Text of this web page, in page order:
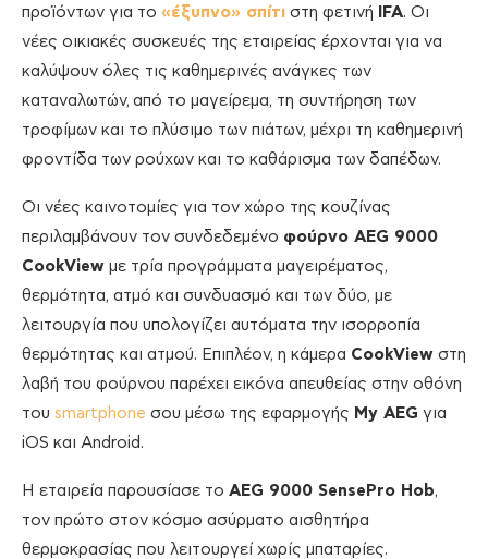
προϊόντων για το «έξυπνο» σπίτι στη φετινή IFA. Οι
νέες οικιακές συσκευές της εταιρείας έρχονται για να
καλύψουν όλες τις καθημερινές ανάγκες των
καταναλωτών, από το μαγείρεμα, τη συντήρηση των
τροφίμων και το πλύσιμο των πιάτων, μέχρι τη καθημερινή
φροντίδα των ρούχων και το καθάρισμα των δαπέδων.
Οι νέες καινοτομίες για τον χώρο της κουζίνας
περιλαμβάνουν τον συνδεδεμένο φούρνο AEG 9000
CookView με τρία προγράμματα μαγειρέματος,
θερμότητα, ατμό και συνδυασμό και των δύο, με
λειτουργία που υπολογίζει αυτόματα την ισορροπία
θερμότητας και ατμού. Επιπλέον, η κάμερα CookView στη
λαβή του φούρνου παρέχει εικόνα απευθείας στην οθόνη
του smartphone σου μέσω της εφαρμογής My AEG για
iOS και Android.
Η εταιρεία παρουσίασε το AEG 9000 SensePro Hob,
τον πρώτο στον κόσμο ασύρματο αισθητήρα
θερμοκρασίας που λειτουργεί χωρίς μπαταρίες.